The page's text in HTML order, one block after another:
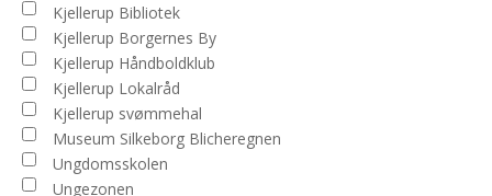
Kjellerup Bibliotek
Kjellerup Borgernes By
Kjellerup Håndboldklub
Kjellerup Lokalråd
Kjellerup svømmehal
Museum Silkeborg Blicheregnen
Ungdomsskolen
Ungezonen